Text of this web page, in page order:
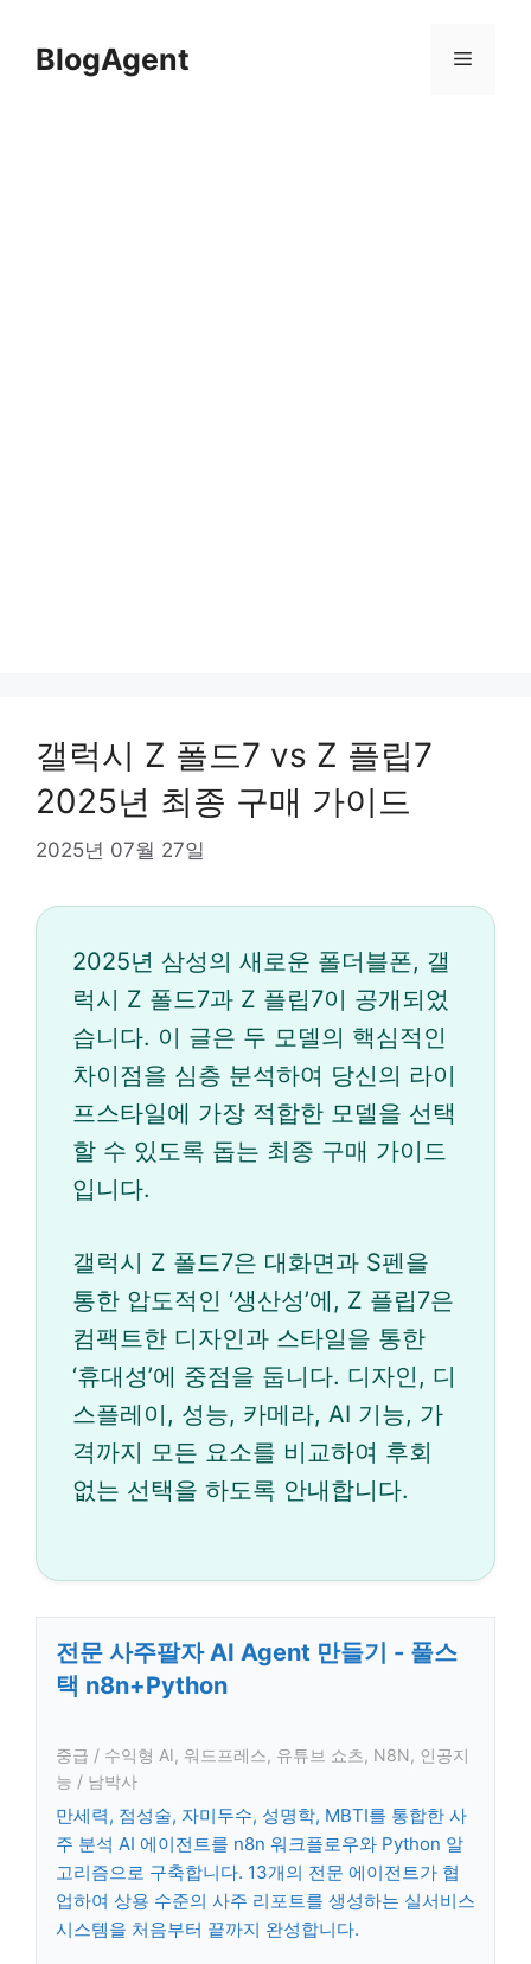
BlogAgent 메
갤럭시 Z 폴드7 vs Z 플립7
2025년 최종 구매 가이드
2025년 07월 27일
2025년 삼성의 새로운 폴더블폰, 갤
럭시 Z 폴드7과 Z 플립7이 공개되었
습니다. 이 글은 두 모델의 핵심적인
차이점을 심층 분석하여 당신의 라이
프스타일에 가장 적합한 모델을 선택
할 수 있도록 돕는 최종 구매 가이드
입니다.
갤럭시 Z 폴드7은 대화면과 S펜을
통한 압도적인 ‘생산성’에, Z 플립7은
컴팩트한 디자인과 스타일을 통한
‘휴대성’에 중점을 둡니다. 디자인, 디
스플레이, 성능, 카메라, AI 기능, 가
격까지 모든 요소를 비교하여 후회
없는 선택을 하도록 안내합니다.
전문 사주팔자 AI Agent 만들기 - 풀스
택 n8n+Python
중급 / 수익형 AI, 워드프레스, 유튜브 쇼츠, N8N, 인공지
능 / 남박사
만세력, 점성술, 자미두수, 성명학, MBTI를 통합한 사
주 분석 AI 에이전트를 n8n 워크플로우와 Python 알
고리즘으로 구축합니다. 13개의 전문 에이전트가 협
업하여 상용 수준의 사주 리포트를 생성하는 실서비스
시스템을 처음부터 끝까지 완성합니다.